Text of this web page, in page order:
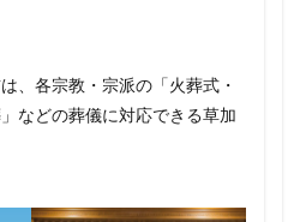
、各宗教・宗派の「火葬式・
などの葬儀に対応できる草加